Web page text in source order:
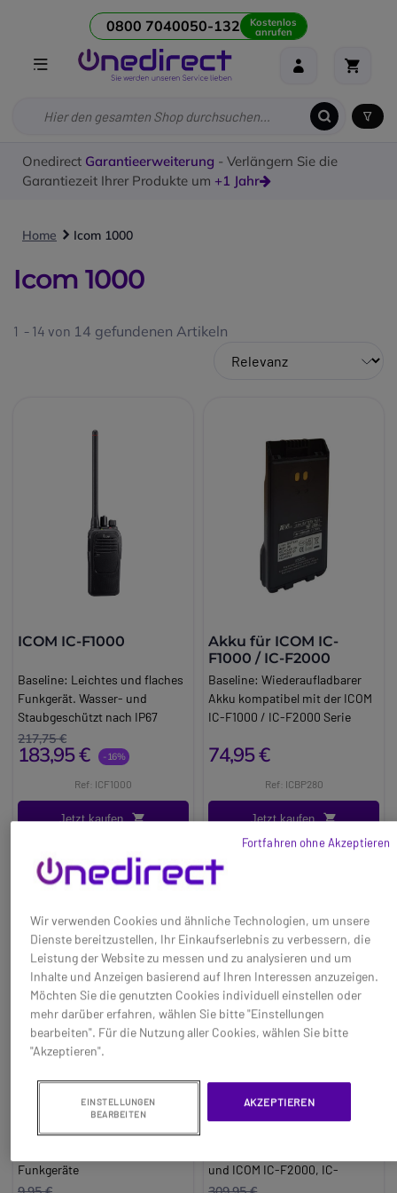
0800 7040050-132 Kostenlos
anrufen
Onedirect Garantieerweiterung - Verlängern Sie die
Garantiezeit Ihrer Produkte um +1 Jahr
Home Icom 1000
Icom 1000
1 - 14 von 14 gefundenen Artikeln
ICOM IC-F1000
Baseline: Leichtes und flaches
Funkgerät. Wasser- und
Staubgeschützt nach IP67
Brand:Icom
Info:Lizenzpfichtig VHF
217,75 €
183,95 € -16%
Ref: ICF1000
Jetzt kaufen
Akku für ICOM IC-
F1000 / IC-F2000
Baseline:Wiederaufladbarer
Akku kompatibel mit der ICOM
IC-F1000 / IC-F2000 Serie
74,95 €
Ref: ICBP280
Jetzt kaufen
ICOM MB-133 Gürtelclip
Baseline:Gürtelclip für ICOM
Funkgeräte
Brand:
Ladegerät ICOM BC-
214 (6 Positionen)
und ICOM IC-F2000, IC-
F29SR/DR
Wir verwenden Cookies und ähnliche Technologien, um unsere
Dienste bereitzustellen, Ihr Einkaufserlebnis zu verbessern, die
Leistung der Website zu messen und zu analysieren und um
Inhalte und Anzeigen basierend auf Ihren Interessen anzuzeigen.
Möchten Sie die genutzten Cookies individuell einstellen oder
mehr darüber erfahren, wählen Sie bitte "Einstellungen
bearbeiten". Für die Nutzung aller Cookies, wählen Sie bitte
"Akzeptieren".
EINSTELLUNGEN
BEARBEITEN
AKZEPTIEREN
Fortfahren ohne Akzeptieren